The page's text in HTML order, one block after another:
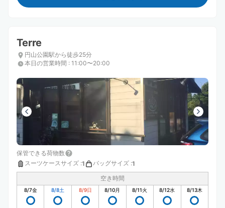
Terre
円山公園駅から徒歩25分
本日の営業時間 : 11:00〜20:00
保管できる荷物数
スーツケースサイズ :1 バッグサイズ :1
空き時間
8/7金 8/8土 8/9日 8/10月 8/11火 8/12水 8/13木